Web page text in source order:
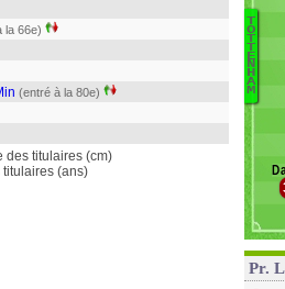
la 66e)
(entré à la 80e)
des titulaires (cm)
titulaires (ans)
O
T
T
E
N
H
A
M
Pr.